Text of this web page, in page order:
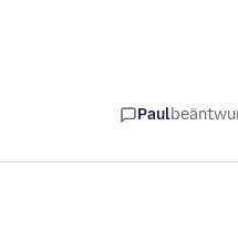
Paul